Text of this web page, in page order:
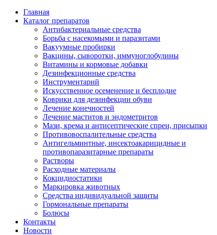
Главная
Каталог препаратов
Антибактериальные средства
Борьба с насекомыми и паразитами
Вакуумные пробирки
Вакцины, сыворотки, иммуноглобулины
Витамины и кормовые добавки
Дезинфекционные средства
Инструментарий
Искусственное осеменение и бесплодие
Коврики для дезинфекции обуви
Лечение конечностей
Лечение маститов и эндометритов
Мази, крема и антисептические спреи, присыпки
Противовоспалительные средства
Антигельминтные, инсектоакарицидные и
противопаразитарные препараты
Растворы
Расходные материалы
Кокцидиостатики
Маркировка животных
Средства индивидуальной защиты
Гормональные препараты
Болюсы
Контакты
Новости